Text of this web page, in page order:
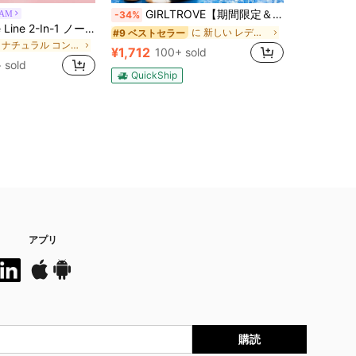
SHEGLAM Fine Line 2-In-1 ノーズコンター&ハイライトペン-Buff ノーズシャドウ シェーディング 女性と女の子のためのブランドビューティーコスメメイクアップ
ナチュラル コントゥア＆ブロンザー
sold
-34% GIRLTROVE【期間限定＆国内即発送】2026春・夏・秋新作刺繍入りの軽量でふんわりとしたワイドパンツ、女性向けハイウエスト。夏のビーチバケーションにぴったり
#9 ベストセラー に 新しい レディースパンツ
¥1,712 100+ sold
QuickShip
アプリ
購読